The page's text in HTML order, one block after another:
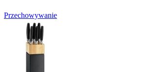
Przechowywanie